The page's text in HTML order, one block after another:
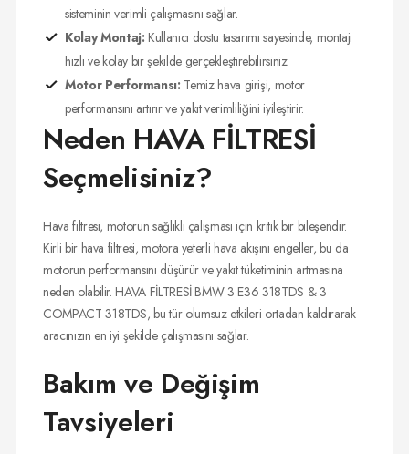
sisteminin verimli çalışmasını sağlar.
Kolay Montaj: Kullanıcı dostu tasarımı sayesinde, montajı
hızlı ve kolay bir şekilde gerçekleştirebilirsiniz.
Motor Performansı: Temiz hava girişi, motor
performansını artırır ve yakıt verimliliğini iyileştirir.
Neden HAVA FİLTRESİ
Seçmelisiniz?
Hava filtresi, motorun sağlıklı çalışması için kritik bir bileşendir.
Kirli bir hava filtresi, motora yeterli hava akışını engeller, bu da
motorun performansını düşürür ve yakıt tüketiminin artmasına
neden olabilir. HAVA FİLTRESİ BMW 3 E36 318TDS & 3
COMPACT 318TDS, bu tür olumsuz etkileri ortadan kaldırarak
aracınızın en iyi şekilde çalışmasını sağlar.
Bakım ve Değişim
Tavsiyeleri